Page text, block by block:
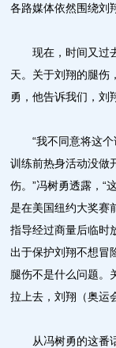
各路媒体依然围绕刘
现在，时间又过去
天。关于刘翔的腿伤
勇，他告诉我们，刘
“我不同意将这个
训练前热身活动没做
伤。”冯树勇透露，“
是在美国纽约大奖赛
指导经过商量后临时
出于保护刘翔不想冒
腿伤不是什么问题。
拉上去，刘翔（奥运
从冯树勇的这番话